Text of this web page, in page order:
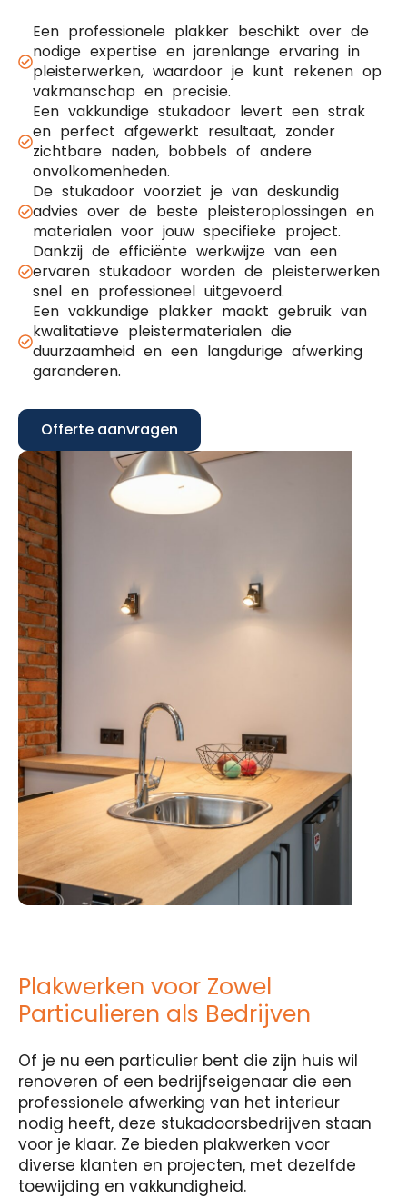
Een professionele plakker beschikt over de
nodige expertise en jarenlange ervaring in
pleisterwerken, waardoor je kunt rekenen op
vakmanschap en precisie.
Een vakkundige stukadoor levert een strak
en perfect afgewerkt resultaat, zonder
zichtbare naden, bobbels of andere
onvolkomenheden.
De stukadoor voorziet je van deskundig
advies over de beste pleisteroplossingen en
materialen voor jouw specifieke project.
Dankzij de efficiënte werkwijze van een
ervaren stukadoor worden de pleisterwerken
snel en professioneel uitgevoerd.
Een vakkundige plakker maakt gebruik van
kwalitatieve pleistermaterialen die
duurzaamheid en een langdurige afwerking
garanderen.
Offerte aanvragen
Plakwerken voor Zowel
Particulieren als Bedrijven
Of je nu een particulier bent die zijn huis wil
renoveren of een bedrijfseigenaar die een
professionele afwerking van het interieur
nodig heeft, deze stukadoorsbedrijven staan
voor je klaar. Ze bieden plakwerken voor
diverse klanten en projecten, met dezelfde
toewijding en vakkundigheid.